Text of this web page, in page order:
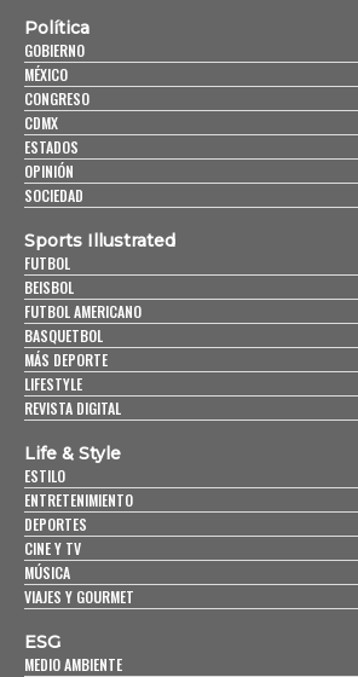
Política
GOBIERNO
MÉXICO
CONGRESO
CDMX
ESTADOS
OPINIÓN
SOCIEDAD
Sports Illustrated
FUTBOL
BEISBOL
FUTBOL AMERICANO
BASQUETBOL
MÁS DEPORTE
LIFESTYLE
REVISTA DIGITAL
Life & Style
ESTILO
ENTRETENIMIENTO
DEPORTES
CINE Y TV
MÚSICA
VIAJES Y GOURMET
ESG
MEDIO AMBIENTE